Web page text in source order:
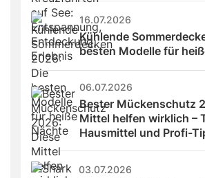
16.07.2026
Kühlende
besten Modelle für
06.07.2026
Bester Mückenschutz
Mittel helfen wirklich –
Hausmittel und Profi-
03.07.2026